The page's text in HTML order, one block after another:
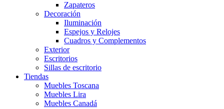
Zapateros
Decoración
Iluminación
Espejos y Relojes
Cuadros y Complementos
Exterior
Escritorios
Sillas de escritorio
Tiendas
Muebles Toscana
Muebles Lira
Muebles Canadá